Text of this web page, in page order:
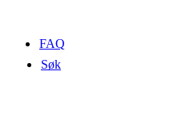
FAQ
Søk